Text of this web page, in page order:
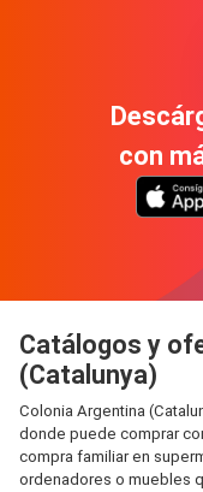
con
Catálogos y
(Catalunya)
Colonia Argentina
donde puede comprar
compra familiar en
ordenadores o muebles